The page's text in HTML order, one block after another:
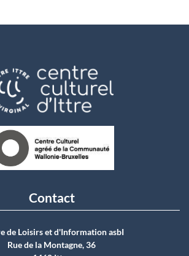
Contact
de Loisirs et d'Information asbI
Rue de la Montagne, 36